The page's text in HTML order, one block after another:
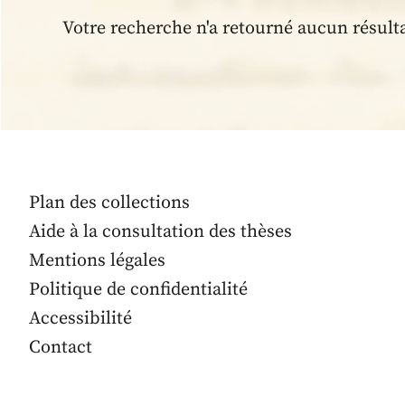
Votre recherche n'a retourné aucun
Plan des collections
Aide à la consultation des thèses
Mentions légales
Politique de confidentialité
Accessibilité
Contact